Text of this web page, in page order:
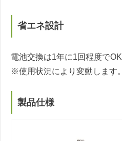
省エネ設計
電池交換は1年に1回程度でOK
※使用状況により変動します。
製品仕様